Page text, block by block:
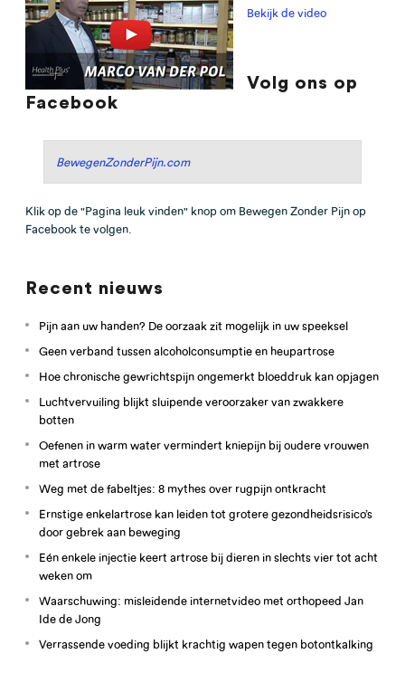
Bekijk de video
Volg ons op
Facebook
BewegenZonderPijn.com
Klik op de "Pagina leuk vinden" knop om Bewegen Zonder Pijn op
Facebook te volgen.
Recent nieuws
Pijn aan uw handen? De oorzaak zit mogelijk in uw speeksel
Geen verband tussen alcoholconsumptie en heupartrose
Hoe chronische gewrichtspijn ongemerkt bloeddruk kan opjagen
Luchtvervuiling blijkt sluipende veroorzaker van zwakkere
botten
Oefenen in warm water vermindert kniepijn bij oudere vrouwen
met artrose
Weg met de fabeltjes: 8 mythes over rugpijn ontkracht
Ernstige enkelartrose kan leiden tot grotere gezondheidsrisico’s
door gebrek aan beweging
Eén enkele injectie keert artrose bij dieren in slechts vier tot acht
weken om
Waarschuwing: misleidende internetvideo met orthopeed Jan
Ide de Jong
Verrassende voeding blijkt krachtig wapen tegen botontkalking